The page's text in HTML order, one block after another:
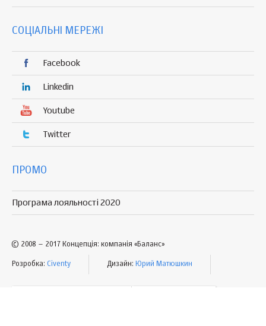
СОЦІАЛЬНІ МЕРЕЖІ
Facebook
Linkedin
Youtube
Twitter
ПРОМО
Програма лояльності 2020
© 2008 – 2017 Концепція: компанія «Баланс»
Розробка: Civenty Дизайн: Юрий Матюшкин